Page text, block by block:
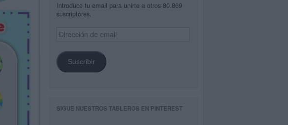
Introduce tu email para unirte a otros 80.869
suscriptores.
Dirección
de
Suscribir
SIGUE NUESTROS TABLEROS EN PINTEREST